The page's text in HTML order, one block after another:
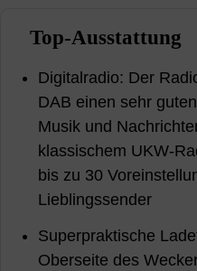
Top-Ausstattung
Digitalradio: Der
DAB einen sehr
Musik und
klassischem UKW-
bis zu 30
Lieblingssender
Superpraktische
Oberseite des